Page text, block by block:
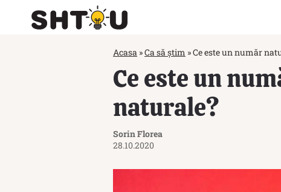
Acasa »Ca să știm »Ce este un număr
Ce este un
naturale?
Sorin Florea
28.10.2020